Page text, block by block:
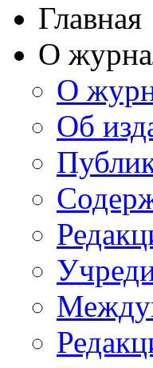
Главная
О
О
Об